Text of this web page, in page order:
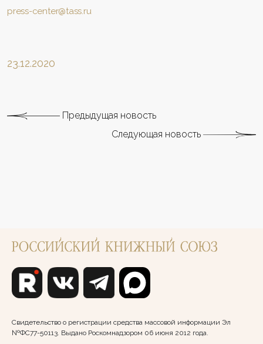
press-center@tass.ru
23.12.2020
Предыдущая новость
Следующая новость
Свидетельство о регистрации средства массовой информации Эл
№ФС77-50113. Выдано Роскомнадзором 06 июня 2012 года.